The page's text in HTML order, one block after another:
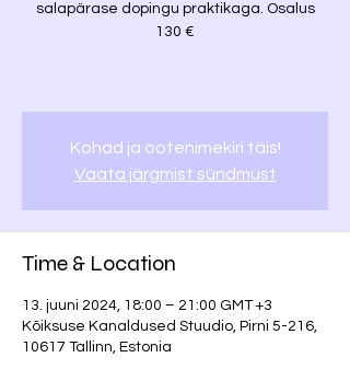
salapärase dopingu praktikaga. Osalus
130 €
Kohad ja ootenimekiri täis!
Vaata järgmist sündmust
Time & Location
13. juuni 2024, 18:00 – 21:00 GMT +3
Kõiksuse Kanaldused Stuudio, Pirni 5-216,
10617 Tallinn, Estonia